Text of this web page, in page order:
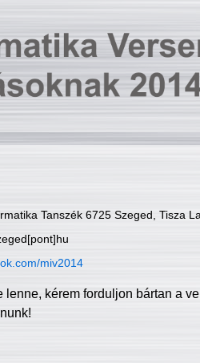
Tanszék 6725 Szeged, Tisza
miv2014
lenne, kérem forduljon bártan a